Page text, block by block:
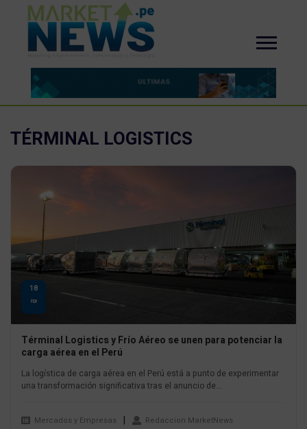
TÉRMINAL LOGISTICS
18
FEB
Términal Logistics y Frío Aéreo se unen para potenciar la
carga aérea en el Perú
La logística de carga aérea en el Perú está a punto de experimentar
una transformación significativa tras el anuncio de...
Mercados y Empresas Redaccion MarketNews